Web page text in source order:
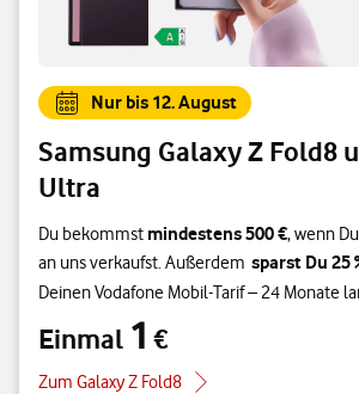
Nur bis 12. August
Samsung Galaxy Z Fold8
Ultra
Du bekommst mindestens 500 €, wenn
an uns verkaufst. Außerdem sparst Du 25
Deinen Vodafone Mobil-Tarif – 24 Monate
Einmal 1 €
Einmal 1 €
Zum Galaxy Z Fold8